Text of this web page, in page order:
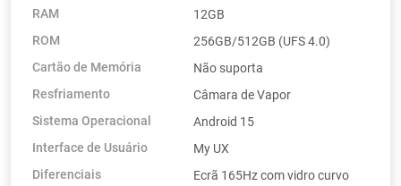
RAM
12GB
ROM
256GB/512GB (UFS 4.0)
Cartão de Memória
Não suporta
Resfriamento
Câmara de Vapor
Sistema Operacional
Android 15
Interface de Usuário
My UX
Diferenciais
Ecrã 165Hz com vidro curvo